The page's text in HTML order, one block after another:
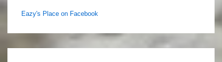
Eazy's Place on Facebook